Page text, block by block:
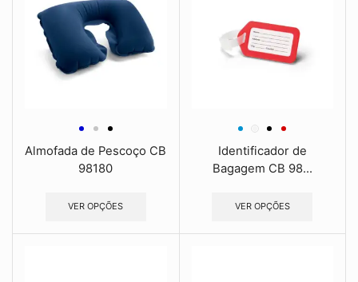
Almofada de Pescoço CB
98180
VER OPÇÕES
Identificador de
Bagagem CB 98...
VER OPÇÕES